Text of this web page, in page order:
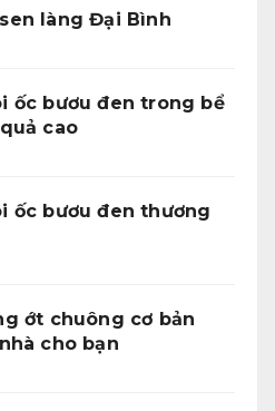
làng Đại Bình
ốc bươu đen trong bể
cao
ốc bươu đen thương
ớt chuông cơ bản
cho bạn